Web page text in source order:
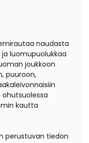
naudasta
luomupuolukkaa
joukkoon
puuroon,
kautta
perustuvan tiedon